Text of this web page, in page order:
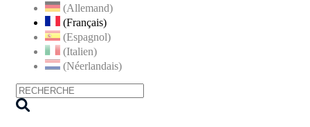
(Allemand)
(Français)
(Espagnol)
(Italien)
(Néerlandais)